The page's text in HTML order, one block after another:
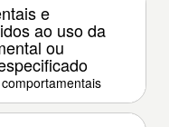
e
ao uso da
ou